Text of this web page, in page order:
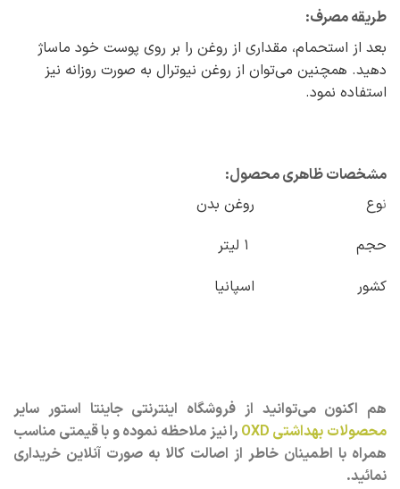
طریقه مصرف:
بعد از استحمام، مقداری از روغن را بر روی پوست خود ماساژ
دهید. همچنین می‌توان از روغن نیوترال به صورت روزانه نیز
استفاده نمود.
مشخصات ظاهری محصول:
نوع روغن بدن
حجم 1 لیتر
کشور اسپانیا
هم اکنون می‌توانید از فروشگاه اینترنتی جاینتا استور سایر
محصولات بهداشتی OXD
را نیز ملاحظه نموده و با قیمتی مناسب
همراه با اطمینان خاطر از اصالت کالا به صورت آنلاین خریداری
نمائید.